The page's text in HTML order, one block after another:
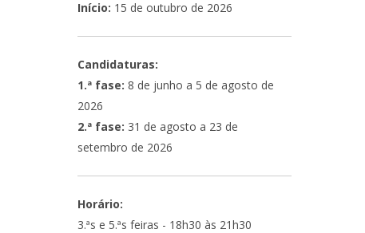
Início: 15 de outubro de 2026
Candidaturas:
1.ª fase:8 de junho a 5 de agosto de
2026
2.ª fase: 31 de agosto a 23 de
setembro de 2026
Horário:
3.ªs e 5.ªs feiras - 18h30 às 21h30